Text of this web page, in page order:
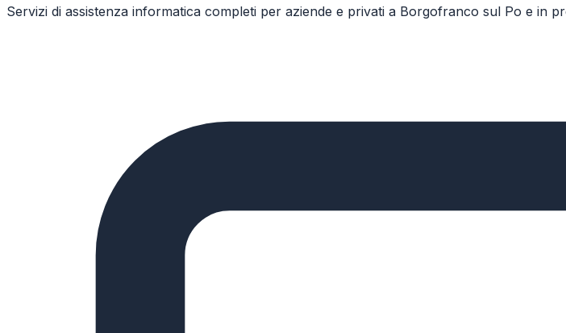
Servizi di assistenza informatica completi per aziende e privati a Borgofranco sul Po e in